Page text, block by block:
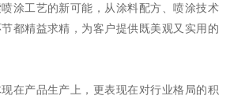
涂工艺的新可能，从涂料配方、喷涂技术
都精益求精，为客户提供既美观又实用的
在产品生产上，更表现在对行业格局的积